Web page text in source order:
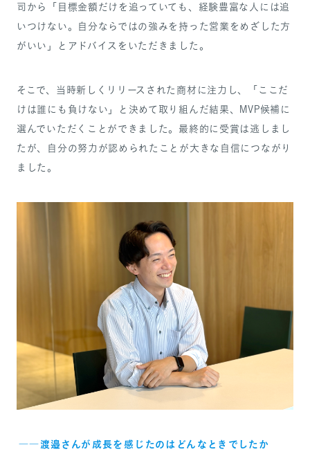
司から「目標金額だけを追っていても、経験豊富な人には追
いつけない。自分ならではの強みを持った営業をめざした方
がいい」とアドバイスをいただきました。
そこで、当時新しくリリースされた商材に注力し、「ここだ
けは誰にも負けない」と決めて取り組んだ結果、MVP候補に
選んでいただくことができました。最終的に受賞は逃しまし
たが、自分の努力が認められたことが大きな自信につながり
ました。
――渡邉さんが成長を感じたのはどんなときでしたか